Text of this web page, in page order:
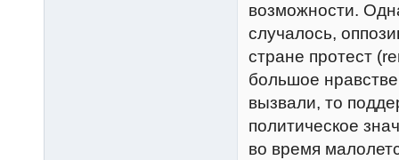
возможности.
случалось,
стране протест
большое
вызвали, то
политическое
во время